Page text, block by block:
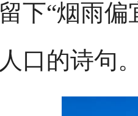
留下“烟雨
人口的诗句